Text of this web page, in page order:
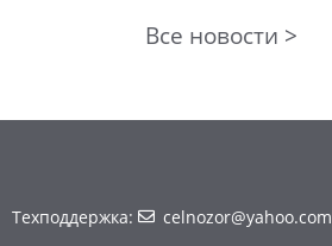
Все новости >
Техподдержка: celnozor@yahoo.com